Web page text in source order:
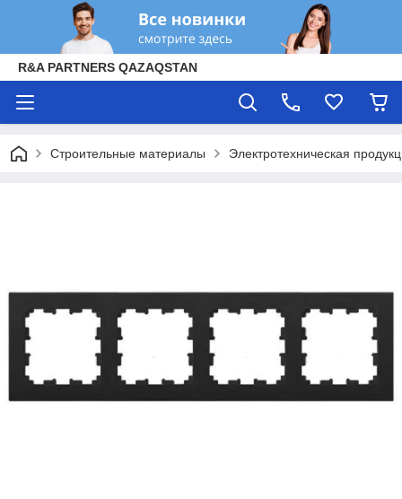
R&A PARTNERS QAZAQSTAN
Строительные материалы Электротехническая